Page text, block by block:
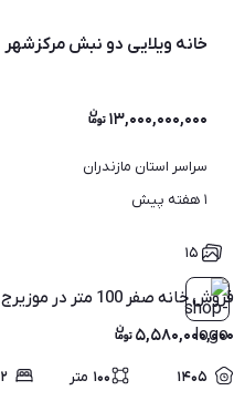
خانه ویلایی دو نبش مرکزشهر
۱۳,۰۰۰,۰۰۰,۰۰۰
سراسر استان مازندران
۱ هفته پیش
۱۵
فروش خانه صفر 100 متر در موزیرج ارشاد21
۵,۵۸۰,۰۰۰,۰۰۰
۱۴۰۵ ۱۰۰ متر ۲